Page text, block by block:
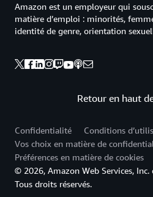
Retour en haut
Amazon est un employeur qui
matière d’emploi : minorités,
identité de genre, orientation
Confidentialité
Conditions
Vos choix en matière de
Préférences en matière de cookies
© 2026, Amazon Web Services, Inc.
Tous droits réservés.